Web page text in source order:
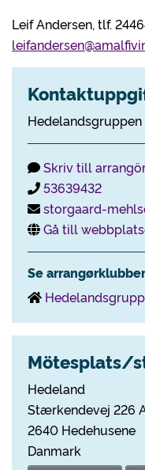
Leif Andersen, tlf.
Hedelandsgruppen
Skriv till
53639432
storgaard-
Gå till
Se
Mötesplats/
Hedeland
Stærkendevej 226
2640 Hedehusene
Danmark